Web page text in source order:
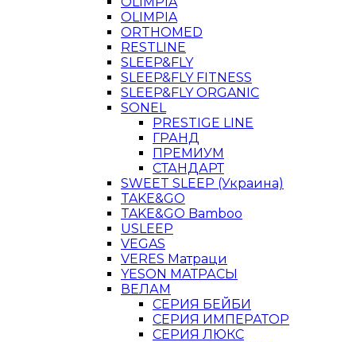
OLIMPIA
ORTHOMED
RESTLINE
SLEEP&FLY
SLEEP&FLY FITNESS
SLEEP&FLY ORGANIC
SONEL
PRESTIGE LINE
ГРАНД
ПРЕМИУМ
СТАНДАРТ
SWEET SLEEP (Украина)
TAKE&GO
TAKE&GO Bamboo
USLEEP
VEGAS
VERES Матраци
YESON МАТРАСЫ
ВЕЛАМ
СЕРИЯ БЕЙБИ
СЕРИЯ ИМПЕРАТОР
СЕРИЯ ЛЮКС